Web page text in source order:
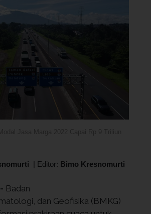
| Editor: Bimo Kresnomurti
Badan
dan Geofisika (BMKG)